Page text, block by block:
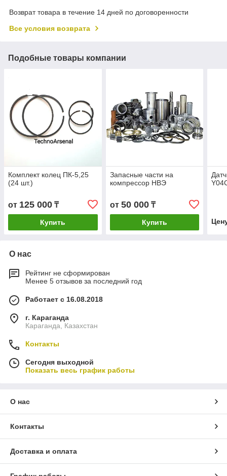
Возврат товара в течение 14 дней по договоренности
Все условия возврата
Подобные товары компании
Комплект колец ПК-5,25
(24 шт.)
от 125 000 ₸
Купить
Запасные части на
компрессор НВЭ
от 50 000₸
Купить
О нас
Рейтинг не сформирован
Менее 5 отзывов за последний год
Работает с 16.08.2018
г. Караганда
Караганда, Казахстан
Контакты
Сегодня выходной
Показать весь график работы
О нас
Контакты
Доставка и оплата